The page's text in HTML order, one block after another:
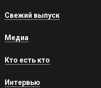
Свежий выпуск
Медиа
Кто есть кто
Интервью